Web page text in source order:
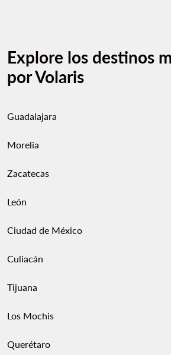
Explore los destinos
por Volaris
Guadalajara
Morelia
Zacatecas
León
Ciudad de México
Culiacán
Tijuana
Los Mochis
Querétaro